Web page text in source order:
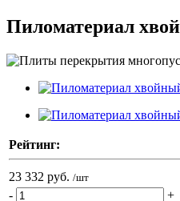
Пиломатериал
Рейтинг:
23 332 руб. /шт
- +